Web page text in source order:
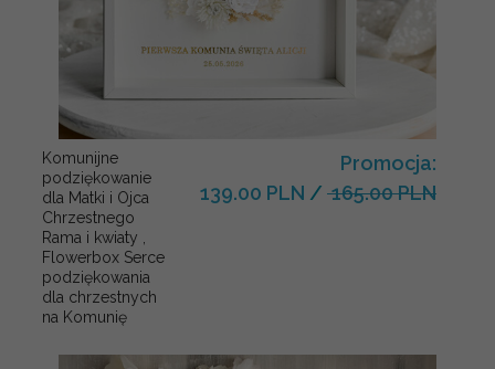
Komunijne
podziękowanie
dla Matki i Ojca
Chrzestnego
Rama i kwiaty ,
Flowerbox Serce
podziękowania
dla chrzestnych
na Komunię
Promocja:
139.00 PLN / 165.00 PLN